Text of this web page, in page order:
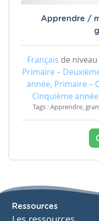
Apprendre /
Français de niveau
Primaire –
année, Primaire –
Cinquième
Tags : Apprendre,
Ressources